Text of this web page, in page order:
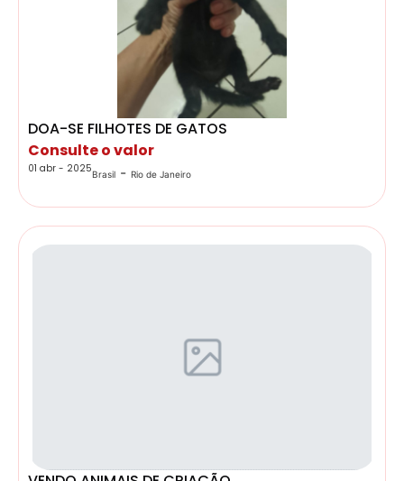
DOA-SE FILHOTES DE GATOS
Consulte o valor
01 abr - 2025Brasil - Rio de Janeiro